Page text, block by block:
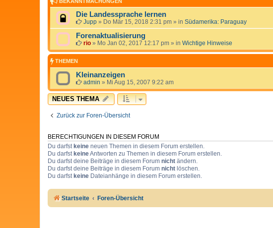
BEKANNTMACHUNGEN
Die Landessprache lernen
Jupp » Do Mär 15, 2018 2:31 pm » in Südamerika: Paraguay
Forenaktualisierung
rio » Mo Jan 02, 2017 12:17 pm » in Wichtige Hinweise
THEMEN
Kleinanzeigen
admin » Mi Aug 15, 2007 9:22 am
NEUES THEMA
Zurück zur Foren-Übersicht
BERECHTIGUNGEN IN DIESEM FORUM
Du darfstkeine neuen Themen in diesem Forum erstellen.
Du darfstkeineAntworten zu Themen in diesem Forum erstellen.
Du darfst deine Beiträge in diesem Forum nicht ändern.
Du darfst deine Beiträge in diesem Forum nicht löschen.
Du darfstkeine Dateianhänge in diesem Forum erstellen.
Startseite Foren-Übersicht